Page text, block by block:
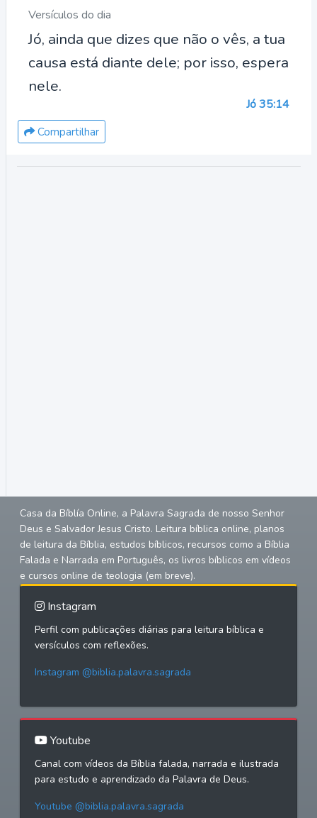
Versículos do dia
Jó, ainda que dizes que não o vês, a tua
causa está diante dele; por isso, espera
nele.
Jó 35:14
Compartilhar
Casa da Bíblía Online, a Palavra Sagrada de nosso Senhor
Deus e Salvador Jesus Cristo. Leitura bíblica online, planos
de leitura da Bíblia, estudos bíblicos, recursos como a Bíblia
Falada e Narrada em Português, os livros bíblicos em vídeos
e cursos online de teologia (em breve).
Instagram
Perfil com publicações diárias para leitura bíblica e
versículos com reflexões.
Instagram @biblia.palavra.sagrada
Youtube
Canal com vídeos da Bíblia falada, narrada e ilustrada
para estudo e aprendizado da Palavra de Deus.
Youtube @biblia.palavra.sagrada